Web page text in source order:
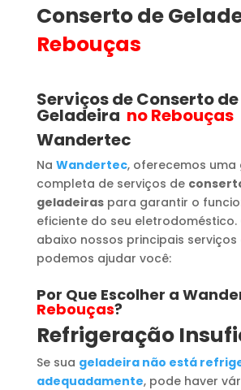
Conserto de
Rebouças
Serviços de Conserto de
Geladeira no Rebouças
Wandertec
Na Wandertec, oferecemos uma
completa de serviços de
geladeiraspara garantir o
eficiente do seu eletrodoméstico.
abaixo nossos principais serviços
podemos ajudar você:
Por Que Escolher a
Rebouças?
Refrigeração
Se sua geladeira não está
adequadamente, pode haver